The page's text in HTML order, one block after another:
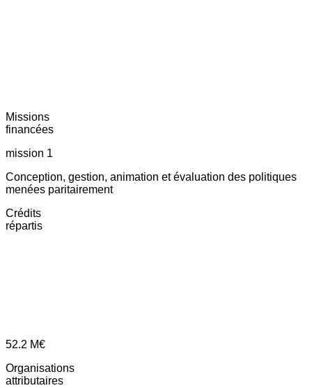
Missions
financées
mission 1
Conception, gestion, animation et évaluation des politiques
menées paritairement
Crédits
répartis
52.2 M€
Organisations
attributaires